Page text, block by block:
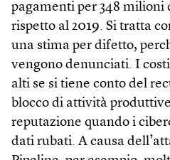
pagamenti per 348
rispetto al 2019. Si tratta
una stima per difetto,
vengono denunciati. I
alti se si tiene conto del
blocco di attività
reputazione quando i
dati rubati. A causa